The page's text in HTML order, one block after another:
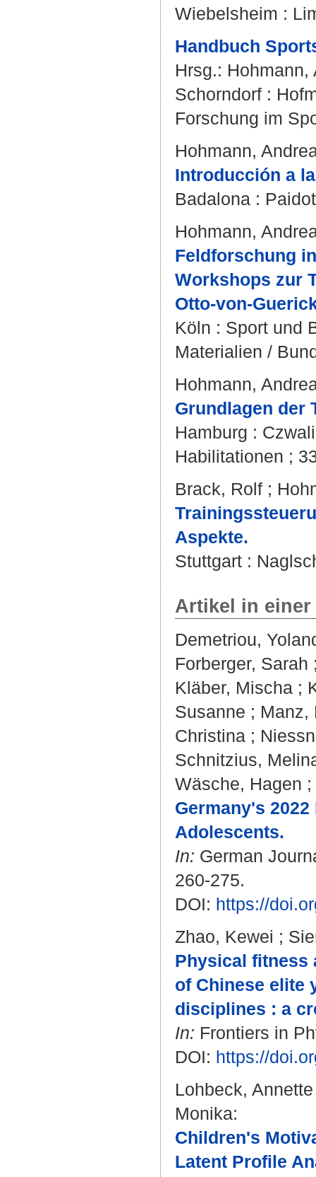
Wiebelsheim :
Handbuch
Hrsg.: Hohmann,
Schorndorf :
Forschung im
Hohmann,
Introducción a
Badalona :
Hohmann,
Feldforschung
Workshops zur
Otto-von-
Köln : Sport und
Materialien /
Hohmann,
Grundlagen der
Hamburg :
Habilitationen ;
Brack, Rolf ;
Aspekte.
Stuttgart :
Artikel in
Demetriou,
Forberger, Sarah
Kläber, Mischa ;
Susanne ; Manz,
Christina ;
Schnitzius,
Wäsche, Hagen ;
Germany's
Adolescents.
In: German
260-275.
DOI: https://
Zhao, Kewei ;
Physical fitness
of Chinese elite
disciplines : a
In: Frontiers in
DOI: https://
Lohbeck, Annette
Monika:
Children's
Latent Profile